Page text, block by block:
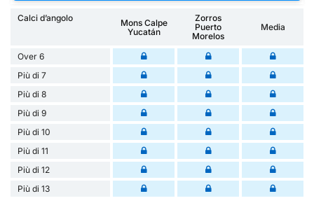
Calci d’angolo
Mons Calpe
Yucatán
Zorros
Puerto
Morelos
Media
Over 6
Più di 7
Più di 8
Più di 9
Più di 10
Più di 11
Più di 12
Più di 13